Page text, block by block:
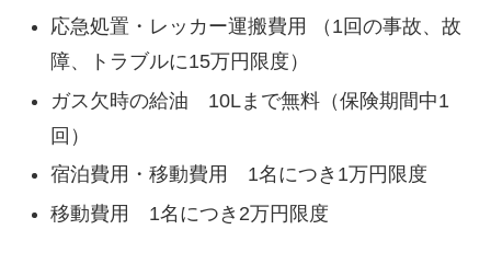
応急処置・レッカー運搬費用 （1回の事故、故
障、トラブルに15万円限度）
ガス欠時の給油 10Lまで無料（保険期間中1
回）
宿泊費用・移動費用 1名につき1万円限度
移動費用 1名につき2万円限度